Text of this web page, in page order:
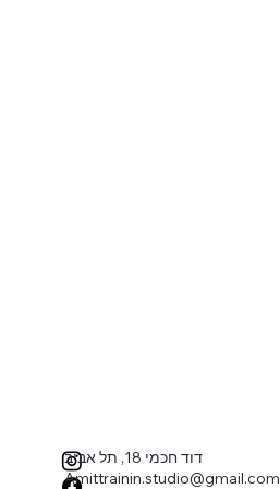
דוד חכמי 18, תל אביב
Amittrainin.studio@gmail.com